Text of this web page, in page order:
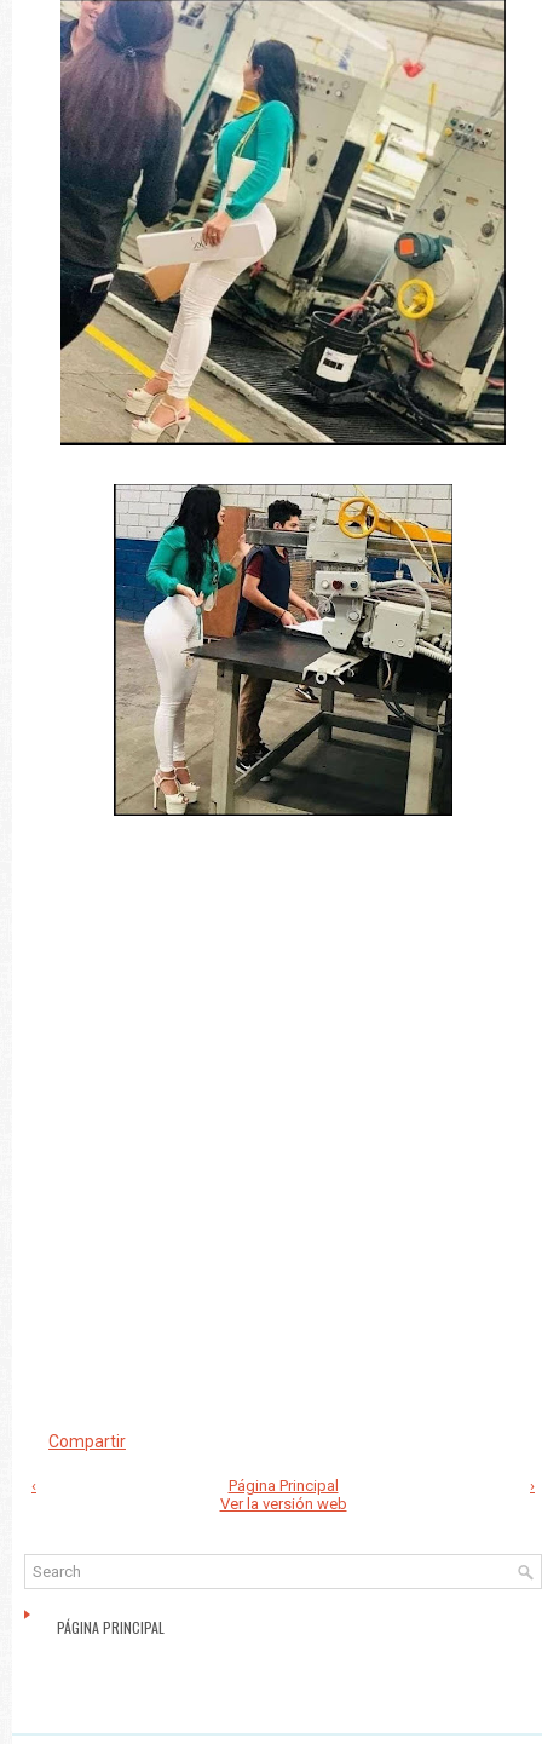
Compartir
‹ ›
Página Principal
Ver la versión web
PÁGINA PRINCIPAL